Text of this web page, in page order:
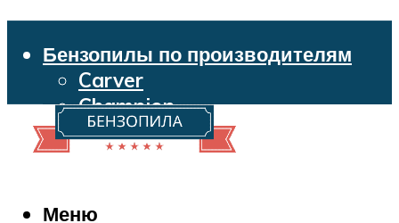
Бензопилы по производителям
Carver
Champion
Echo
Husqvarna
Makita
Меню